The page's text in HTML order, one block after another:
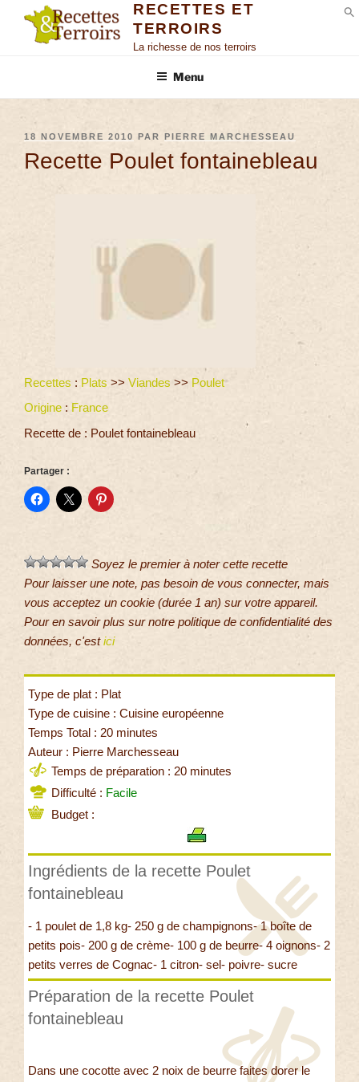
RECETTES ET
TERROIRS
La richesse de nos terroirs
Menu
18 NOVEMBRE 2010 PAR PIERRE MARCHESSEAU
Recette Poulet fontainebleau
Recettes : Plats >> Viandes >> Poulet
Origine : France
Recette de : Poulet fontainebleau
Partager :
Soyez le premier à noter cette recette
Pour laisser une note, pas besoin de vous connecter, mais
vous acceptez un cookie (durée 1 an) sur votre appareil.
Pour en savoir plus sur notre politique de confidentialité des
données, c'estici
Type de plat : Plat
Type de cuisine : Cuisine européenne
Temps Total : 20 minutes
Auteur : Pierre Marchesseau
Temps de préparation : 20 minutes
Difficulté : Facile
Budget :
Ingrédients de la recette Poulet
fontainebleau
- 1 poulet de 1,8 kg- 250 g de champignons- 1 boîte de
petits pois- 200 g de crème- 100 g de beurre- 4 oignons- 2
petits verres de Cognac- 1 citron- sel- poivre- sucre
Préparation de la recette Poulet
fontainebleau
Dans une cocotte avec 2 noix de beurre faites dorer le